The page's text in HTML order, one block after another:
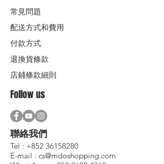
常見問題
配送方式和費用
付款方式
退換貨條款
店鋪條款細則
Follow us
聯絡我們
Tel : +852 36158280
E-mail : cs@mdoshopping.com